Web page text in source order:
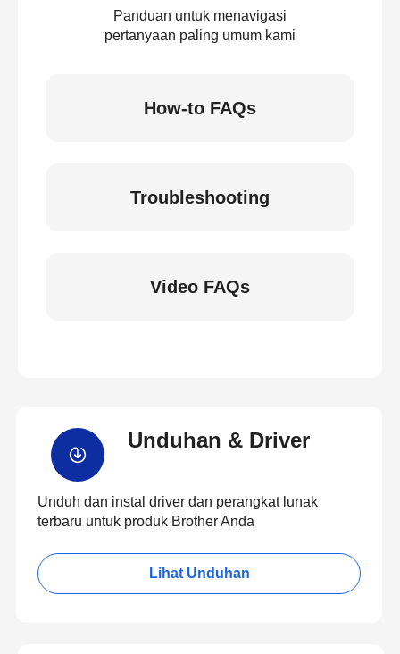
Panduan untuk menavigasi
pertanyaan paling umum kami
How-to FAQs
Troubleshooting
Video FAQs
Unduhan & Driver
Unduh dan instal driver dan perangkat lunak
terbaru untuk produk Brother Anda
Lihat Unduhan